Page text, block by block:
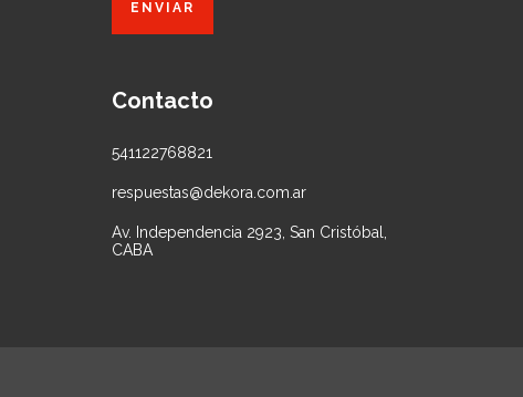
Contacto
541122768821
respuestas@dekora.com.ar
Av. Independencia 2923, San Cristóbal,
CABA